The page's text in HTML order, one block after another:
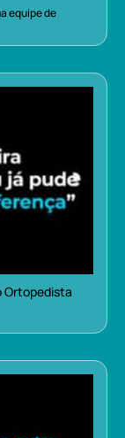
equipe de
Ortopedista